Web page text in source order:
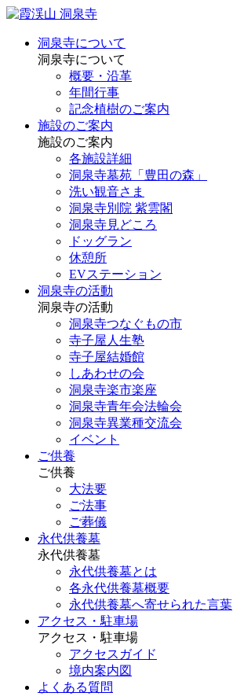
洞泉寺について
洞泉寺について
概要・沿革
年間行事
記念植樹のご案内
施設のご案内
施設のご案内
各施設詳細
洞泉寺墓苑「豊田の森」
洗い観音さま
洞泉寺別院 紫雲閣
洞泉寺見どころ
ドッグラン
休憩所
EVステーション
洞泉寺の活動
洞泉寺の活動
洞泉寺つなぐもの市
寺子屋人生塾
寺子屋結婚館
しあわせの会
洞泉寺楽市楽座
洞泉寺青年会法輪会
洞泉寺異業種交流会
イベント
ご供養
ご供養
大法要
ご法事
ご葬儀
永代供養墓
永代供養墓
永代供養墓とは
各永代供養墓概要
永代供養墓へ寄せられた言葉
アクセス・駐車場
アクセス・駐車場
アクセスガイド
境内案内図
よくある質問